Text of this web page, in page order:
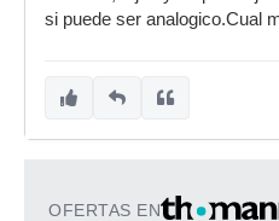
si puede ser analogico.Cual
OFERTAS EN